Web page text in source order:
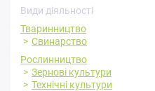
Види діяльності
Тваринництво
Свинарство
Рослинництво
Зернові культури
Технічні культури